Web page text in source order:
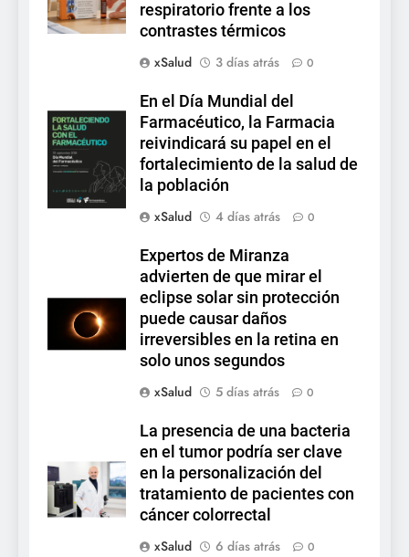
respiratorio frente a los
contrastes térmicos
xSalud
3 días atrás 0
En el Día Mundial del
Farmacéutico, la Farmacia
reivindicará su papel en el
fortalecimiento de la salud de
la población
xSalud
4 días atrás 0
Expertos de Miranza
advierten de que mirar el
eclipse solar sin protección
puede causar daños
irreversibles en la retina en
solo unos segundos
xSalud
5 días atrás 0
La presencia de una bacteria
en el tumor podría ser clave
en la personalización del
tratamiento de pacientes con
cáncer colorrectal
xSalud
6 días atrás 0